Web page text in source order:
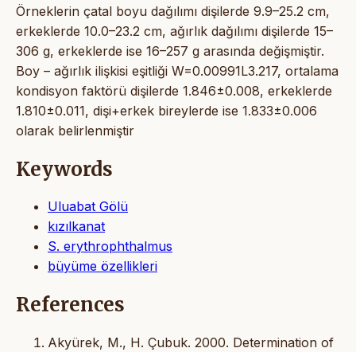
Örneklerin çatal boyu dağılımı dişilerde 9.9–25.2 cm,
erkeklerde 10.0–23.2 cm, ağırlık dağılımı dişilerde 15–
306 g, erkeklerde ise 16–257 g arasında değişmiştir.
Boy – ağırlık ilişkisi eşitliği W=0.00991L3.217, ortalama
kondisyon faktörü dişilerde 1.846±0.008, erkeklerde
1.810±0.011, dişi+erkek bireylerde ise 1.833±0.006
olarak belirlenmiştir
Keywords
Uluabat Gölü
kızılkanat
S. erythrophthalmus
büyüme özellikleri
References
Akyürek, M., H. Çubuk. 2000. Determination of